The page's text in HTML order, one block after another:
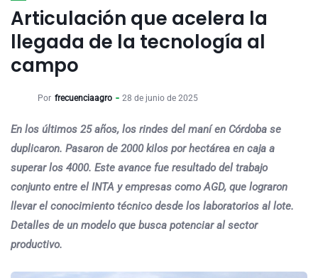
Articulación que acelera la
llegada de la tecnología al
campo
Por frecuenciaagro 28 de junio de 2025
En los últimos 25 años, los rindes del maní en Córdoba se
duplicaron. Pasaron de 2000 kilos por hectárea en caja a
superar los 4000. Este avance fue resultado del trabajo
conjunto entre el INTA y empresas como AGD, que lograron
llevar el conocimiento técnico desde los laboratorios al lote.
Detalles de un modelo que busca potenciar al sector
productivo.